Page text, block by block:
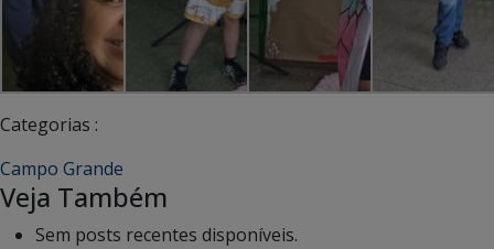
Categorias :
Campo Grande
Veja Também
Sem posts recentes disponíveis.